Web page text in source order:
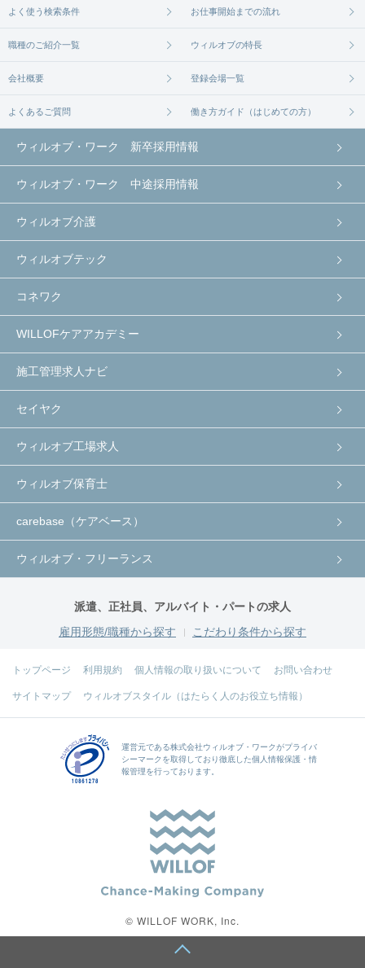
よく使う検索条件 お仕事開始までの流れ
職種のご紹介一覧 ウィルオブの特長
会社概要 登録会場一覧
よくあるご質問 働き方ガイド（はじめての方）
ウィルオブ・ワーク 新卒採用情報
ウィルオブ・ワーク 中途採用情報
ウィルオブ介護
ウィルオブテック
コネワク
WILLOFケアアカデミー
施工管理求人ナビ
セイヤク
ウィルオブ工場求人
ウィルオブ保育士
carebase（ケアベース）
ウィルオブ・フリーランス
派遣、正社員、アルバイト・パートの求人
雇用形態/職種から探す
こだわり条件から探す
トップページ 利用規約 個人情報の取り扱いについて お問い合わせ
サイトマップ ウィルオブスタイル（はたらく人のお役立ち情報）
運営元である株式会社ウィルオブ・ワークがプライバ
シーマークを取得しており徹底した個人情報保護・情
報管理を行っております。
© WILLOF WORK, Inc.